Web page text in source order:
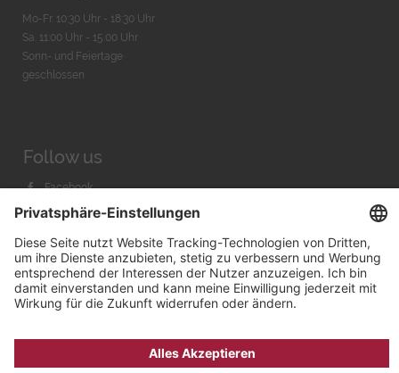
Mo-Fr. 10:30 Uhr - 18:30 Uhr
Sa. 11:00 Uhr - 15.00 Uhr
Sonn- und Feiertage
geschlossen
Follow us
Facebook
Instagram
Youtube
Bachmann & Scher GmbH / Watchandco GmbH